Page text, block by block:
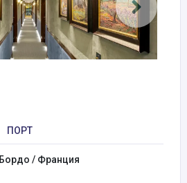
ПОРТ
Бордо / Франция